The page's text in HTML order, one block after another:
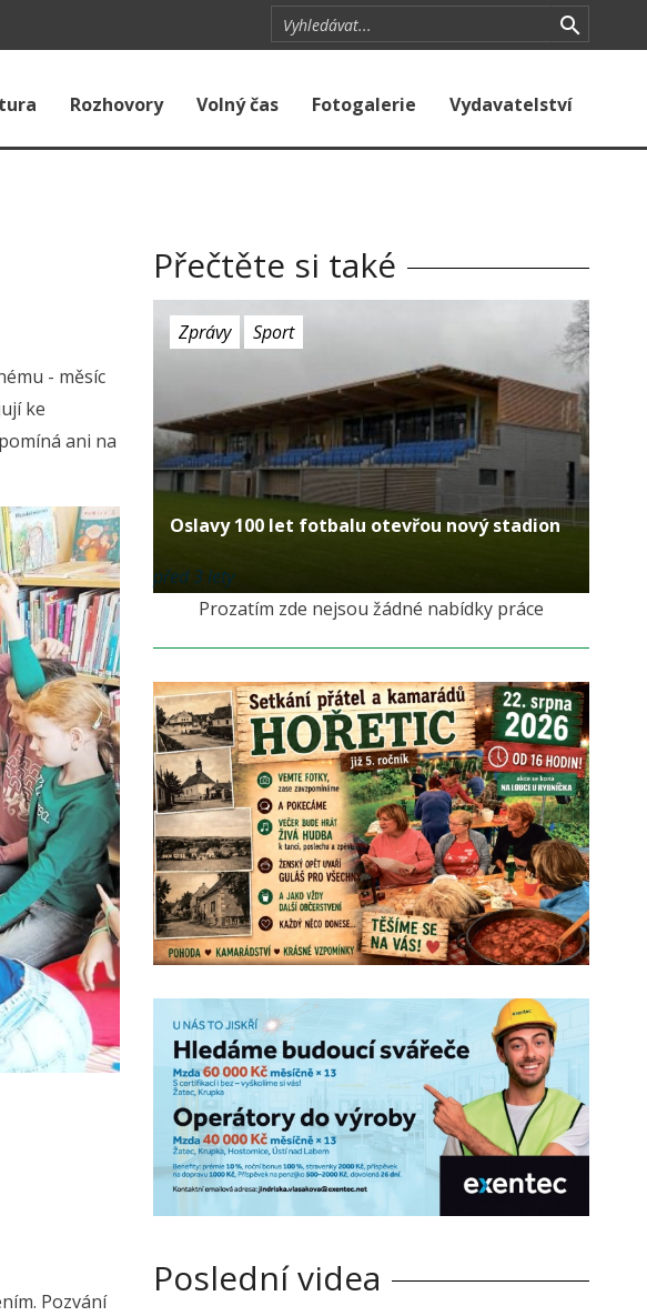
Rozhovory Volný čas Fotogalerie Vydavatelství
- měsíc
ke
ani na
Pozvání
Přečtěte si také
Zprávy Sport
Oslavy 100 let fotbalu otevřou nový stadion
před 3 lety
Prozatím zde nejsou žádné nabídky práce
Poslední videa